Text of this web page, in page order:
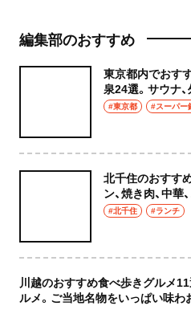
編集部のおすすめ
東京都内でおす
泉24選。サウナ
癒やし空間へ
#東京都 #スーパー
北千住のおすす
ン、焼き肉、中
な店もおしゃれ
#北千住 #ランチ
川越のおすすめ食べ歩きグルメ11
ルメ。ご当地名物をいっぱい味わ